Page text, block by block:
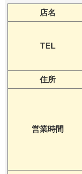
店名
TEL
住所
営業時間